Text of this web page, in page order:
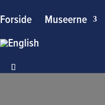
Forside Museerne